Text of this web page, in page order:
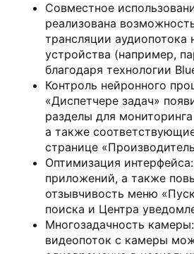
Совместное
реализована
трансляции аудиопотока
устройства (например,
благодаря технологии
Контроль нейронного
«Диспетчере задач»
разделы для мониторинга
а также
странице
Оптимизация
приложений, а также
отзывчивость меню
поиска и Центра
Многозадачность
видеопоток с камеры